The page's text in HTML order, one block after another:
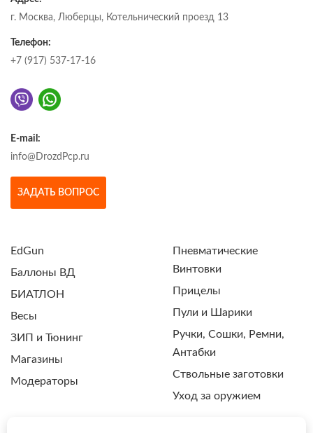
г. Москва, Люберцы, Котельнический проезд 13
Телефон:
+7 (917) 537-17-16
E-mail:
info@DrozdPcp.ru
ЗАДАТЬ ВОПРОС
EdGun
Баллоны ВД
БИАТЛОН
Весы
ЗИП и Тюнинг
Магазины
Модераторы
Пневматические
Винтовки
Прицелы
Пули и Шарики
Ручки, Сошки, Ремни,
Антабки
Ствольные заготовки
Уход за оружием